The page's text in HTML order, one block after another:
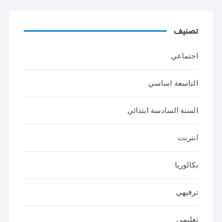
تصنيف
اجتماعي
التاسعة اساسي
السنة السادسة ابتدائي
انترنت
بكالوريا
ترفيهي
تعليمي